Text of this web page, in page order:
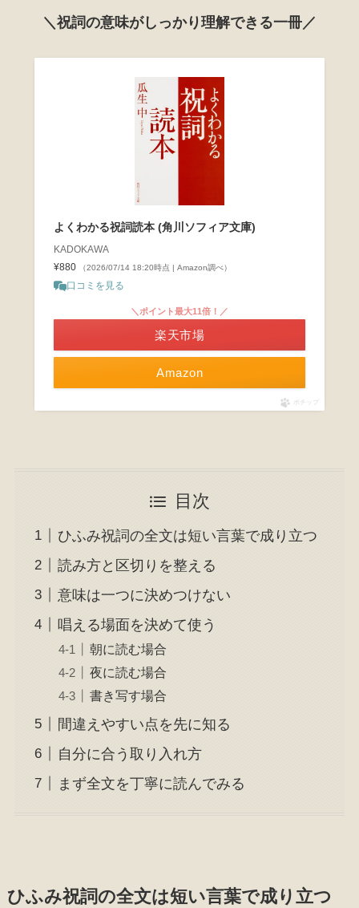
＼祝詞の意味がしっかり理解できる一冊／
よくわかる祝詞読本 (角川ソフィア文庫)
KADOKAWA
¥880
（2026/07/14 18:20時点 | Amazon調べ）
口コミを見る
Amazon
＼ポイント最大11倍！／
楽天市場
ポチップ
目次
ひふみ祝詞の全文は短い言葉で成り立つ
読み方と区切りを整える
意味は一つに決めつけない
唱える場面を決めて使う
朝に読む場合
夜に読む場合
書き写す場合
間違えやすい点を先に知る
自分に合う取り入れ方
まず全文を丁寧に読んでみる
ひふみ祝詞の全文は短い言葉で成り立つ